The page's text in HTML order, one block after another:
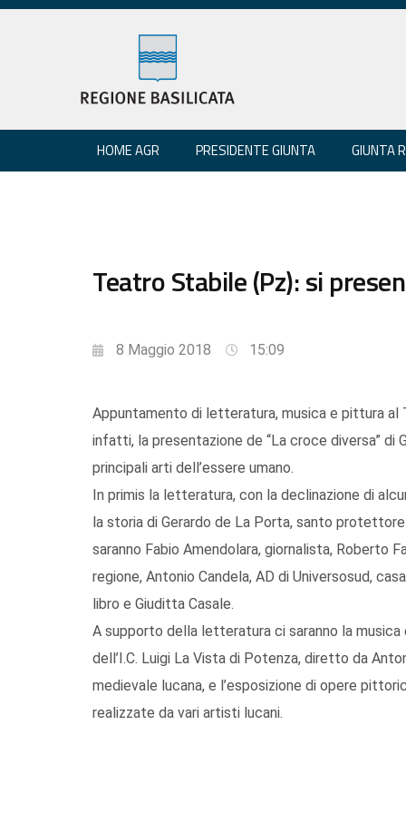
HOME AGR PRESIDENTE GIUNTA GIUNTA
Teatro Stabile (Pz): si
8 Maggio 2018 15:09
Appuntamento di letteratura, musica e pittura al
infatti, la presentazione de “La croce diversa” di
principali arti dell’essere umano.
In primis la letteratura, con la declinazione di
la storia di Gerardo de La Porta, santo
saranno Fabio Amendolara, giornalista, Roberto
regione, Antonio Candela, AD di Universosud,
libro e Giuditta Casale.
A supporto della letteratura ci saranno la musica
dell’I.C. Luigi La Vista di Potenza, diretto da
medievale lucana, e l’esposizione di opere
realizzate da vari artisti lucani.